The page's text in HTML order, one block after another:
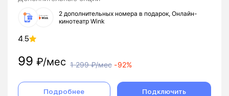
2 дополнительных номера в подарок, Онлайн-
кинотеатр Wink
4.5
99 ₽/мес 1 299₽/мес -92%
Подробнее Подключить